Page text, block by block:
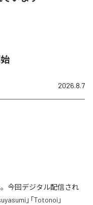
2026.8.7
。今回デジタル配信され
」「Totonoi」